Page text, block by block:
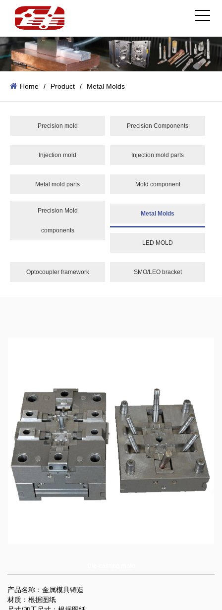
Home / Product / Metal Molds
Precision mold Precision Components
Injection mold Injection mold parts
Metal mold parts Mold component
Precision Mold
components
Metal Molds
LED MOLD
Optocoupler framework SMO/LEO bracket
产品名称：金属模具铸造
材质：根据图纸